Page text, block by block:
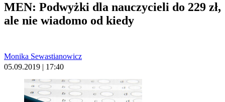
MEN: Podwyżki dla nauczycieli do 229 zł,
ale nie wiadomo od kiedy
Monika Sewastianowicz
05.09.2019 | 17:40